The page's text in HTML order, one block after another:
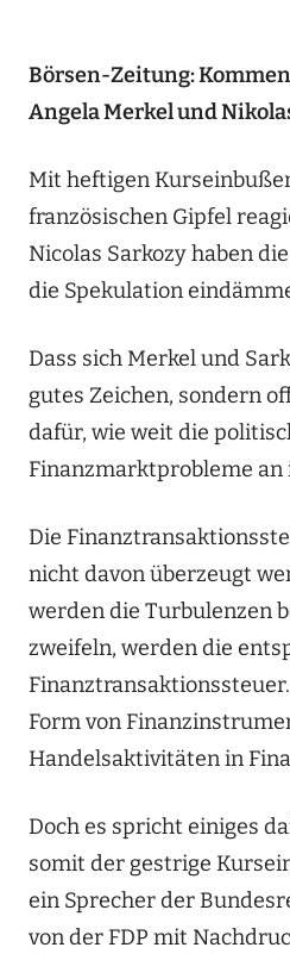
Börsen-Zeitung:
Angela Merkel und
Mit heftigen
französischen Gipfel
Nicolas Sarkozy haben
die Spekulation
Dass sich Merkel und
gutes Zeichen, sondern
dafür, wie weit die
Finanzmarktprobleme
Die
nicht davon überzeugt
werden die Turbulenzen
zweifeln, werden die
Form von
Handelsaktivitäten in
Doch es spricht einiges
somit der gestrige
ein Sprecher der
von der FDP mit